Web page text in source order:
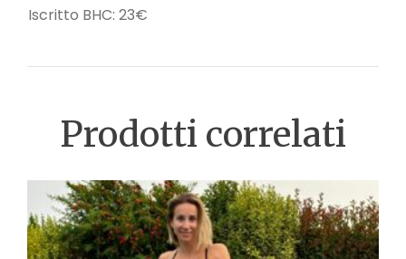
Iscritto BHC: 23€
Prodotti correlati